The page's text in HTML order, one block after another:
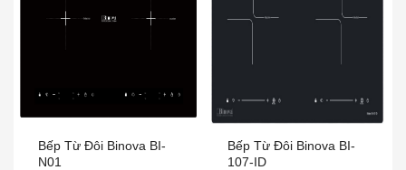
Bếp Từ Đôi Binova BI-
N01
Bếp Từ Đôi Binova BI-
107-ID